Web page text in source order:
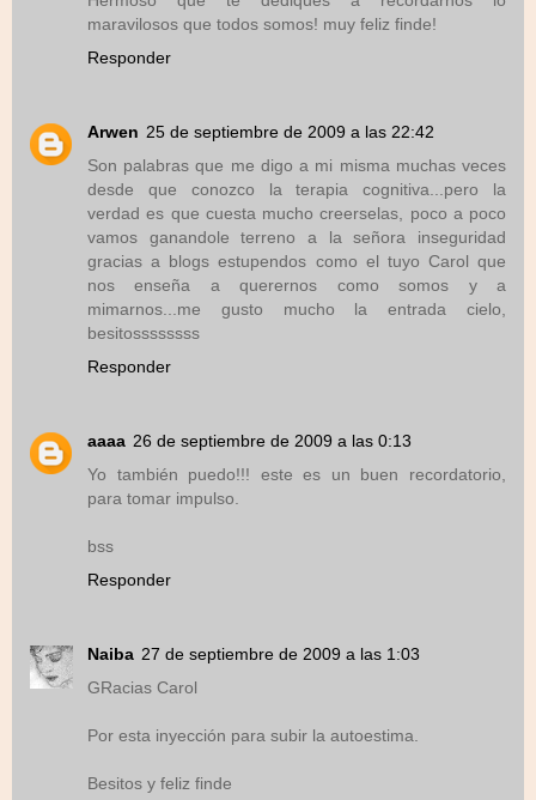
maravilosos que todos somos! muy feliz finde!
Responder
Arwen 25 de septiembre de 2009 a las 22:42
Son palabras que me digo a mi misma muchas veces
desde que conozco la terapia cognitiva...pero la
verdad es que cuesta mucho creerselas, poco a poco
vamos ganandole terreno a la señora inseguridad
gracias a blogs estupendos como el tuyo Carol que
nos enseña a querernos como somos y a
mimarnos...me gusto mucho la entrada cielo,
besitossssssss
Responder
aaaa 26 de septiembre de 2009 a las 0:13
Yo también puedo!!! este es un buen recordatorio,
para tomar impulso.
bss
Responder
Naiba 27 de septiembre de 2009 a las 1:03
GRacias Carol
Por esta inyección para subir la autoestima.
Besitos y feliz finde